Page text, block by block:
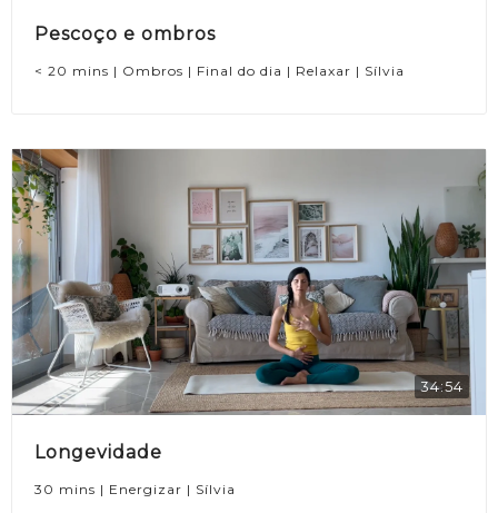
Pescoço e ombros
< 20 mins | Ombros | Final do dia | Relaxar | Sílvia
34:54
Longevidade
30 mins | Energizar | Sílvia